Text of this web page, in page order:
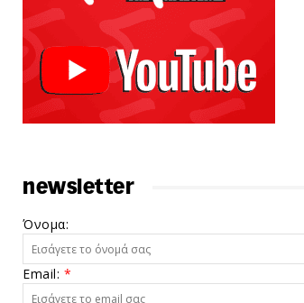
newsletter
Όνομα:
Email: *